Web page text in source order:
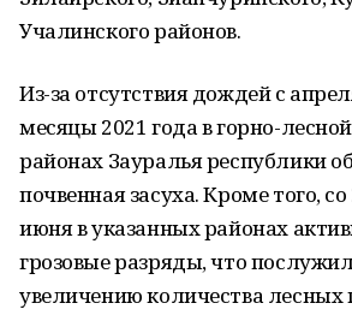
Учалинского районов.
Из-за отсутствия дождей с
месяцы 2021 года в горно-
районах Зауралья республики
почвенная засуха. Кроме того,
июня в указанных районах
грозовые разряды, что
увеличению количества лесных